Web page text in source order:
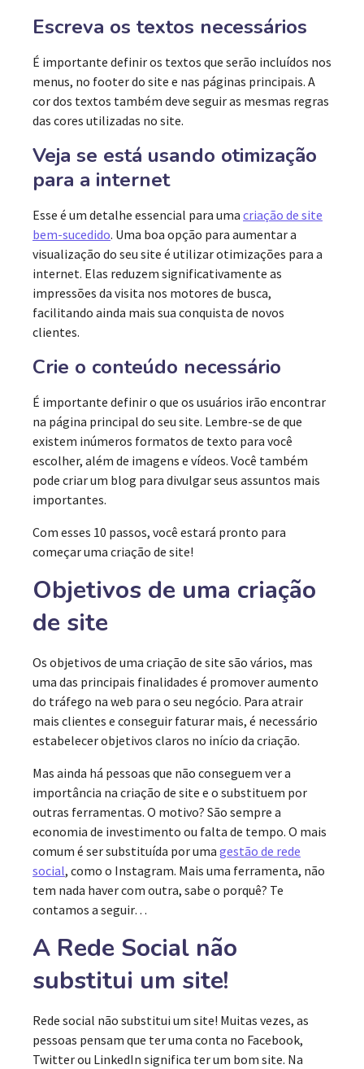
Escreva os textos necessários
É importante definir os textos que serão incluídos nos
menus, no footer do site e nas páginas principais. A
cor dos textos também deve seguir as mesmas regras
das cores utilizadas no site.
Veja se está usando otimização
para a internet
Esse é um detalhe essencial para uma criação de site
bem-sucedido. Uma boa opção para aumentar a
visualização do seu site é utilizar otimizações para a
internet. Elas reduzem significativamente as
impressões da visita nos motores de busca,
facilitando ainda mais sua conquista de novos
clientes.
Crie o conteúdo necessário
É importante definir o que os usuários irão encontrar
na página principal do seu site. Lembre-se de que
existem inúmeros formatos de texto para você
escolher, além de imagens e vídeos. Você também
pode criar um blog para divulgar seus assuntos mais
importantes.
Com esses 10 passos, você estará pronto para
começar uma criação de site!
Objetivos de uma criação
de site
Os objetivos de uma criação de site são vários, mas
uma das principais finalidades é promover aumento
do tráfego na web para o seu negócio. Para atrair
mais clientes e conseguir faturar mais, é necessário
estabelecer objetivos claros no início da criação.
Mas ainda há pessoas que não conseguem ver a
importância na criação de site e o substituem por
outras ferramentas. O motivo? São sempre a
economia de investimento ou falta de tempo. O mais
comum é ser substituída por uma gestão de rede
social, como o Instagram. Mais uma ferramenta, não
tem nada haver com outra, sabe o porquê? Te
contamos a seguir…
A Rede Social não
substitui um site!
Rede social não substitui um site! Muitas vezes, as
pessoas pensam que ter uma conta no Facebook,
Twitter ou LinkedIn significa ter um bom site. Na